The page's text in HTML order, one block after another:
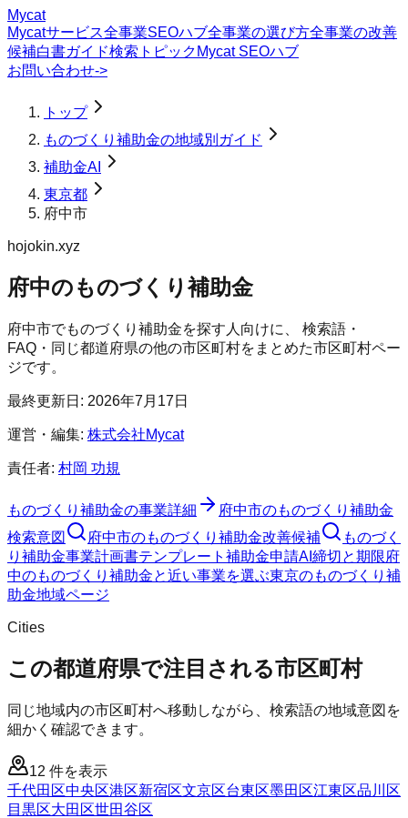
Mycat
Mycatサービス全事業SEOハブ全事業の選び方全事業の改善
候補白書ガイド検索トピック Mycat SEOハブ
お問い合わせ->
トップ
ものづくり補助金の地域別ガイド
補助金AI
東京都
府中市
hojokin.xyz
府中のものづくり補助金
府中市でものづくり補助金を探す人向けに、 検索語・
FAQ・同じ都道府県の他の市区町村をまとめた市区町村ペー
ジです。
最終更新日: 2026年7月17日
運営・編集: 株式会社Mycat
責任者: 村岡 功規
ものづくり補助金の事業詳細 府中市のものづくり補助金
検索意図
府中市のものづくり補助金改善候補
ものづく
り補助金事業計画書テンプレート 補助金申請AI 締切と期限府
中のものづくり補助金と近い事業を選ぶ東京のものづくり補
助金地域ページ
Cities
この都道府県で注目される市区町村
同じ地域内の市区町村へ移動しながら、検索語の地域意図を
細かく確認できます。
12 件を表示
千代田区中央区港区新宿区文京区台東区墨田区江東区品川区
目黒区大田区世田谷区